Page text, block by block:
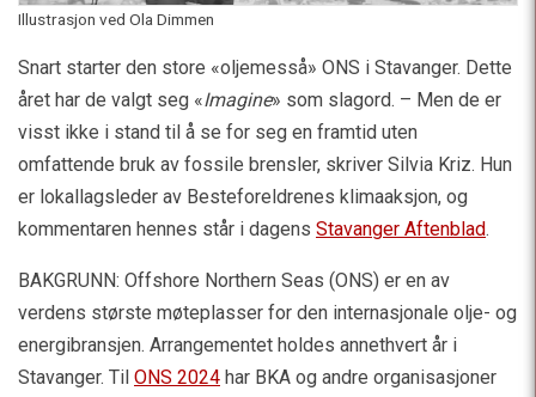
Illustrasjon ved Ola Dimmen
Snart starter den store «oljemesså» ONS i Stavanger. Dette
året har de valgt seg «Imagine» som slagord. – Men de er
visst ikke i stand til å se for seg en framtid uten
omfattende bruk av fossile brensler, skriver Silvia Kriz. Hun
er lokallagsleder av Besteforeldrenes klimaaksjon, og
kommentaren hennes står i dagens Stavanger Aftenblad.
BAKGRUNN: Offshore Northern Seas (ONS) er en av
verdens største møteplasser for den internasjonale olje- og
energibransjen. Arrangementet holdes annethvert år i
Stavanger. Til ONS 2024 har BKA og andre organisasjoner